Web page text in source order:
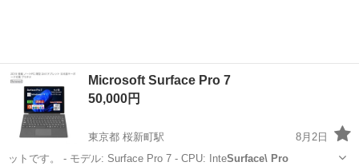
Microsoft Surface Pro 7
50,000円
東京都 桜新町駅
8月2日
ットです。 - モデル: Surface Pro 7 - CPU: InteSurface\ Pro